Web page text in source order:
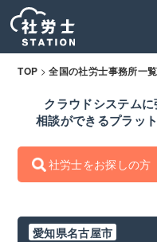
TOP >全国の社労士事務所一覧
クラウドシステムに
相談ができるプラッ
社労士をお探しの方
愛知県名古屋市